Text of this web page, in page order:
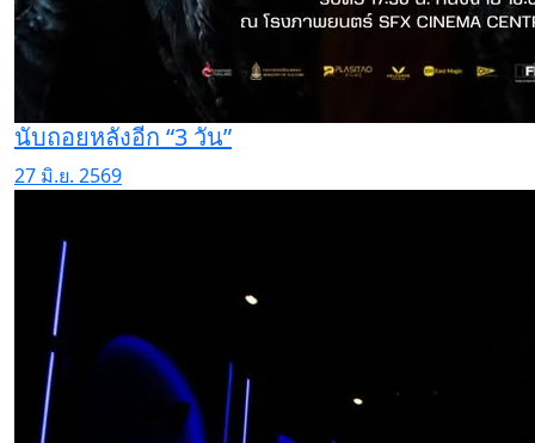
นับถอยหลังอีก “3 วัน”
27 มิ.ย. 2569